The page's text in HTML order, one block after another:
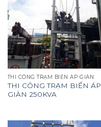
THI CÔNG TRẠM BIẾN ÁP GIÀN
THI CÔNG TRẠM BIẾN ÁP
GIÀN 250KVA